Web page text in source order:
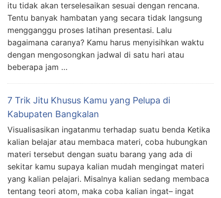
itu tidak akan terselesaikan sesuai dengan rencana.
Tentu banyak hambatan yang secara tidak langsung
mengganggu proses latihan presentasi. Lalu
bagaimana caranya? Kamu harus menyisihkan waktu
dengan mengosongkan jadwal di satu hari atau
beberapa jam …
7 Trik Jitu Khusus Kamu yang Pelupa di
Kabupaten Bangkalan
Visualisasikan ingatanmu terhadap suatu benda Ketika
kalian belajar atau membaca materi, coba hubungkan
materi tersebut dengan suatu barang yang ada di
sekitar kamu supaya kalian mudah mengingat materi
yang kalian pelajari. Misalnya kalian sedang membaca
tentang teori atom, maka coba kalian ingat– ingat